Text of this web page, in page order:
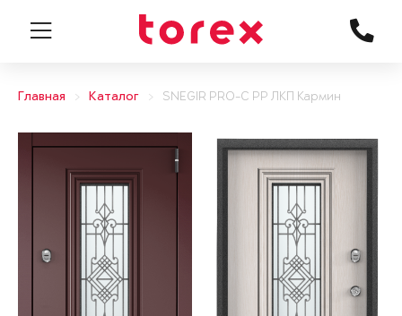
Главная Каталог SNEGIR PRO-C PP ЛКП Кармин